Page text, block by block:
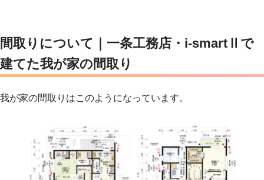
間取りについて｜一条工務店・i-smartⅡで
建てた我が家の間取り
我が家の間取りはこのようになっています。